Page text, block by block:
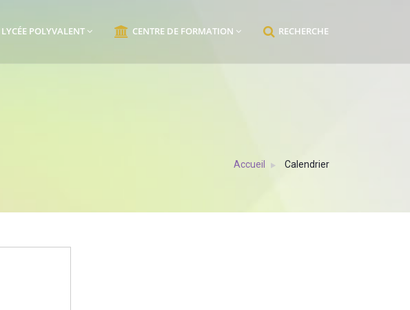
LYCÉE POLYVALENT CENTRE DE FORMATION RECHERCHE
Accueil Calendrier